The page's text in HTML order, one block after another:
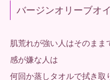
バージンオリーブオ
肌荒れが強い人はそのま
感が嫌な人は
何回か蒸しタオルで拭き取